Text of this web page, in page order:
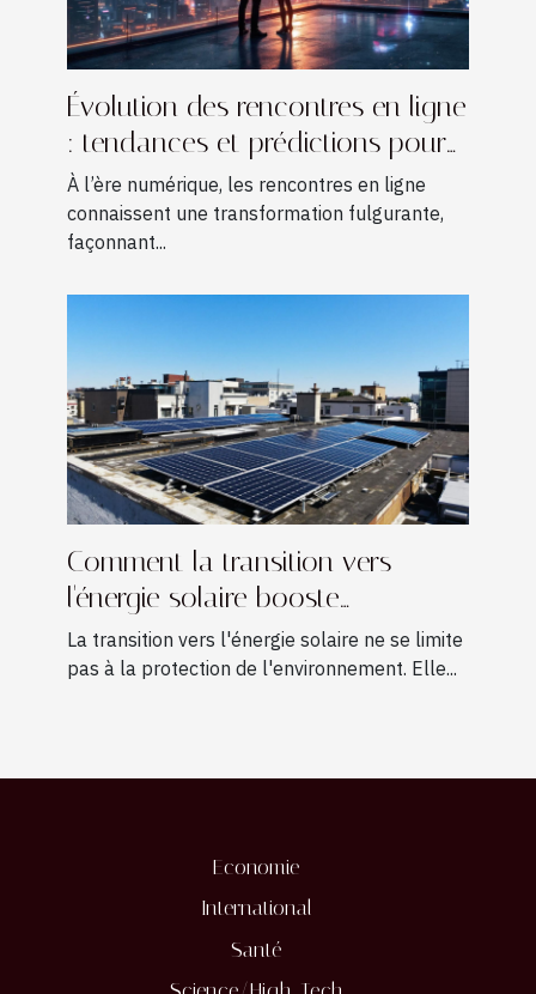
Évolution des rencontres en ligne
: tendances et prédictions pour
2030
À l’ère numérique, les rencontres en ligne
connaissent une transformation fulgurante,
façonnant...
Comment la transition vers
l'énergie solaire booste
l'économie locale ?
La transition vers l'énergie solaire ne se limite
pas à la protection de l'environnement. Elle...
Economie
International
Santé